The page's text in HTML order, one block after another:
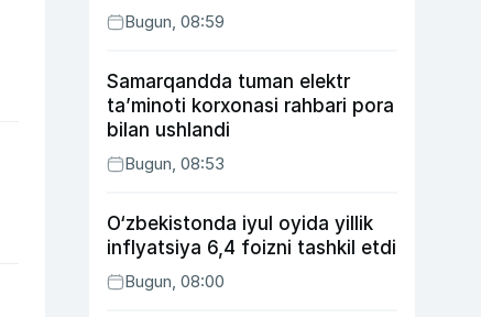
Guardian
Bugun, 08:59
Samarqandda tuman elektr
ta’minoti korxonasi rahbari pora
bilan ushlandi
Bugun, 08:53
O‘zbekistonda iyul oyida yillik
inflyatsiya 6,4 foizni tashkil etdi
Bugun, 08:00